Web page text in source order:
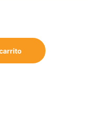
mm 81484012 cantidad